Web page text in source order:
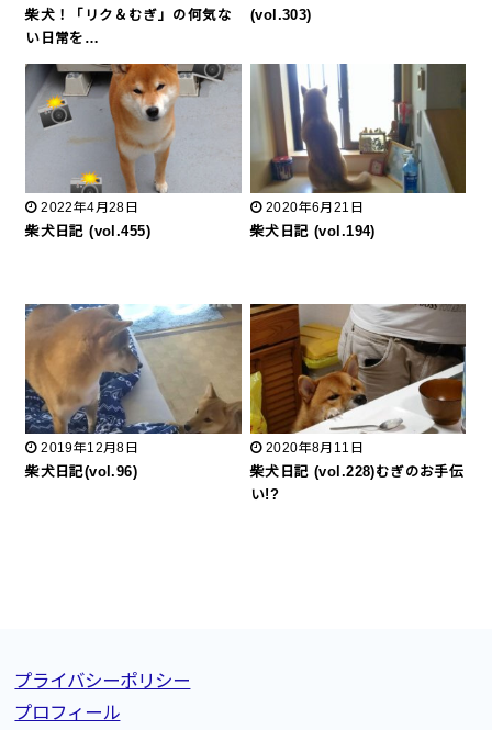
柴犬！「リク＆むぎ」の何気な
い日常を…
(vol.303)
2022年4月28日
柴犬日記 (vol.455)
2020年6月21日
柴犬日記 (vol.194)
2019年12月8日
柴犬日記(vol.96)
2020年8月11日
柴犬日記 (vol.228)むぎのお手伝
い!?
プライバシーポリシー
プロフィール